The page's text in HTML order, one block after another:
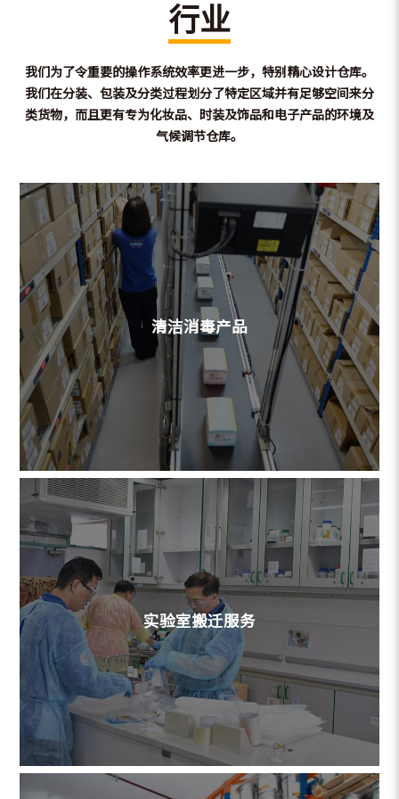
行业
我们为了令重要的操作系统效率更进一步，特别精心设计仓库。
我们在分装、 包装及分类过程划分了特定区域并有足够空间来分
类货物， 而且更有专为化妆品、
时装及饰品和电子产品的环境及
气候调节仓库。
清洁消毒产品
实验室搬迁服务